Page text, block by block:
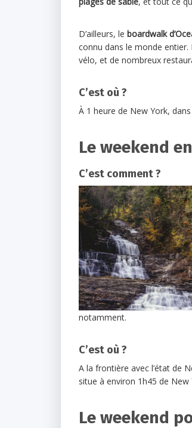
D’ailleurs, le boardwalk
connu dans le monde
vélo, et de nombreux
C’est où ?
À 1 heure de New York,
Le weekend
C’est comment ?
notamment.
C’est où ?
A la frontière avec l’état de
situe à environ 1h45 de New
Le weekend